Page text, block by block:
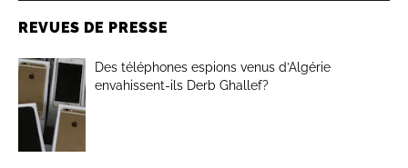
REVUES DE PRESSE
Des téléphones espions venus d’Algérie
envahissent-ils Derb Ghallef?